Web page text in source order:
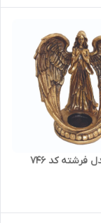
کد 746